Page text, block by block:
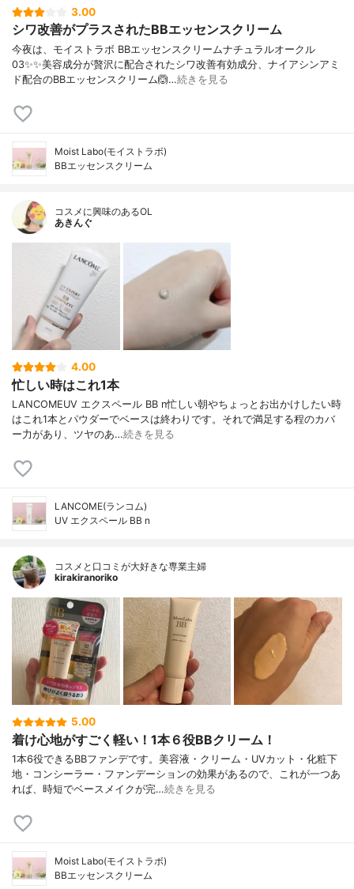
3.00
シワ改善がプラスされたBBエッセンスクリーム
今夜は、モイストラボ BBエッセンスクリームナチュラルオークル
03✨✨美容成分が贅沢に配合されたシワ改善有効成分、ナイアシンアミ
ド配合のBBエッセンスクリーム🙆…続きを見る
Moist Labo(モイストラボ)
BBエッセンスクリーム
コスメに興味のあるOL
あきんぐ
4.00
忙しい時はこれ1本
LANCOMEUV エクスペール BB n忙しい朝やちょっとお出かけしたい時
はこれ1本とパウダーでベースは終わりです。それで満足する程のカバ
ー力があり、ツヤのあ…続きを見る
LANCOME(ランコム)
UV エクスペール BB n
コスメと口コミが大好きな専業主婦
kirakiranoriko
5.00
着け心地がすごく軽い！1本６役BBクリーム！
1本6役できるBBファンデです。美容液・クリーム・UVカット・化粧下
地・コンシーラー・ファンデーションの効果があるので、これが一つあ
れば、時短でベースメイクが完…続きを見る
Moist Labo(モイストラボ)
BBエッセンスクリーム